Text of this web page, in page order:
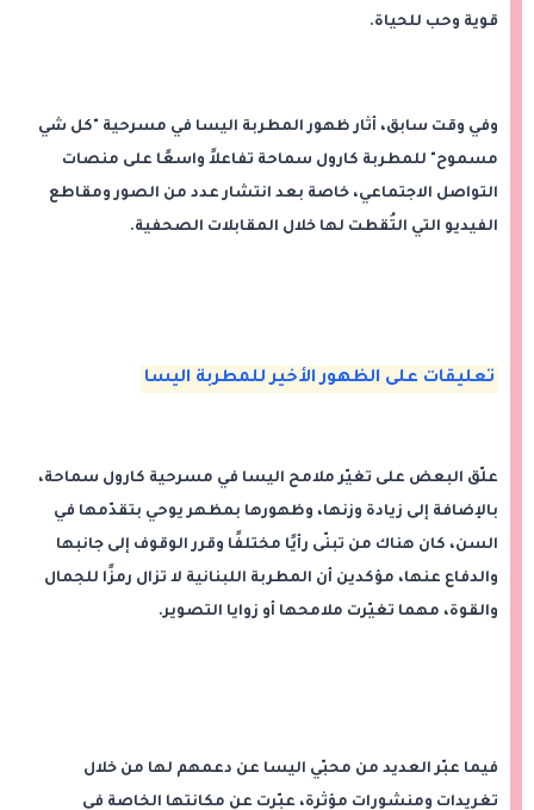
قوية وحب للحياة.
وفي وقت سابق، أثار ظهور المطربة اليسا في مسرحية "كل شي
مسموح" للمطربة كارول سماحة تفاعلاً واسعًا على منصات
التواصل الاجتماعي، خاصة بعد انتشار عدد من الصور ومقاطع
الفيديو التي التُقطت لها خلال المقابلات الصحفية.
تعليقات على الظهور الأخير للمطربة اليسا
علّق البعض على تغيّر ملامح اليسا في مسرحية كارول سماحة،
بالإضافة إلى زيادة وزنها، وظهورها بمظهر يوحي بتقدّمها في
السن، كان هناك من تبنّى رأيًا مختلفًا وقرر الوقوف إلى جانبها
والدفاع عنها، مؤكدين أن المطربة اللبنانية لا تزال رمزًا للجمال
والقوة، مهما تغيّرت ملامحها أو زوايا التصوير.
فيما عبّر العديد من محبّي اليسا عن دعمهم لها من خلال
تغريدات ومنشورات مؤثرة، عبّرت عن مكانتها الخاصة في